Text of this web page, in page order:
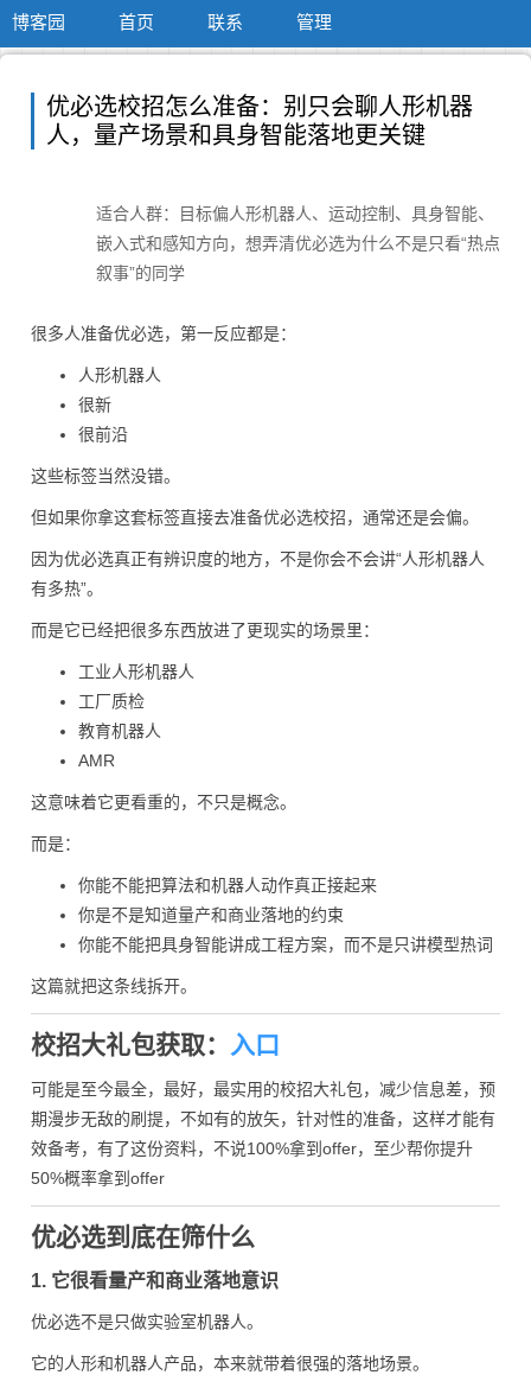
博客园 首页 联系 管理
优必选校招怎么准备：别只会聊人形机器
人，量产场景和具身智能落地更关键
适合人群：目标偏人形机器人、运动控制、具身智能、
嵌入式和感知方向，想弄清优必选为什么不是只看“热点
叙事”的同学
很多人准备优必选，第一反应都是：
人形机器人
很新
很前沿
这些标签当然没错。
但如果你拿这套标签直接去准备优必选校招，通常还是会偏。
因为优必选真正有辨识度的地方，不是你会不会讲“人形机器人
有多热”。
而是它已经把很多东西放进了更现实的场景里：
工业人形机器人
工厂质检
教育机器人
AMR
这意味着它更看重的，不只是概念。
而是：
你能不能把算法和机器人动作真正接起来
你是不是知道量产和商业落地的约束
你能不能把具身智能讲成工程方案，而不是只讲模型热词
这篇就把这条线拆开。
校招大礼包获取： 入口
可能是至今最全，最好，最实用的校招大礼包，减少信息差，预
期漫步无敌的刷提，不如有的放矢，针对性的准备，这样才能有
效备考，有了这份资料，不说100%拿到offer，至少帮你提升
50%概率拿到offer
优必选到底在筛什么
1. 它很看量产和商业落地意识
优必选不是只做实验室机器人。
它的人形和机器人产品，本来就带着很强的落地场景。